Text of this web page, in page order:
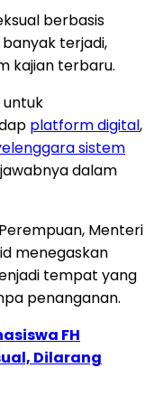
berbasis
terjadi,
kajian terbaru.
untuk
platform digital,
sistem
dalam
Menteri
menegaskan
tempat yang
penanganan.
FH
Dilarang